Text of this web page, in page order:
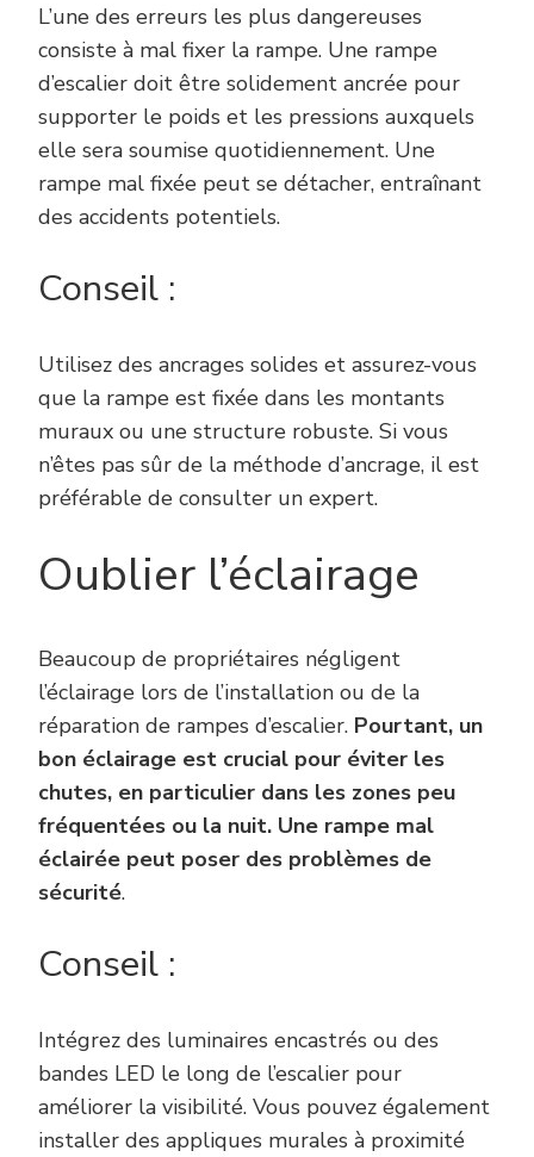
L’une des erreurs les plus dangereuses
consiste à mal fixer la rampe. Une rampe
d’escalier doit être solidement ancrée pour
supporter le poids et les pressions auxquels
elle sera soumise quotidiennement. Une
rampe mal fixée peut se détacher, entraînant
des accidents potentiels.
Conseil :
Utilisez des ancrages solides et assurez-vous
que la rampe est fixée dans les montants
muraux ou une structure robuste. Si vous
n’êtes pas sûr de la méthode d’ancrage, il est
préférable de consulter un expert.
Oublier l’éclairage
Beaucoup de propriétaires négligent
l’éclairage lors de l’installation ou de la
réparation de rampes d’escalier. Pourtant, un
bon éclairage est crucial pour éviter les
chutes, en particulier dans les zones peu
fréquentées ou la nuit. Une rampe mal
éclairée peut poser des problèmes de
sécurité.
Conseil :
Intégrez des luminaires encastrés ou des
bandes LED le long de l’escalier pour
améliorer la visibilité. Vous pouvez également
installer des appliques murales à proximité